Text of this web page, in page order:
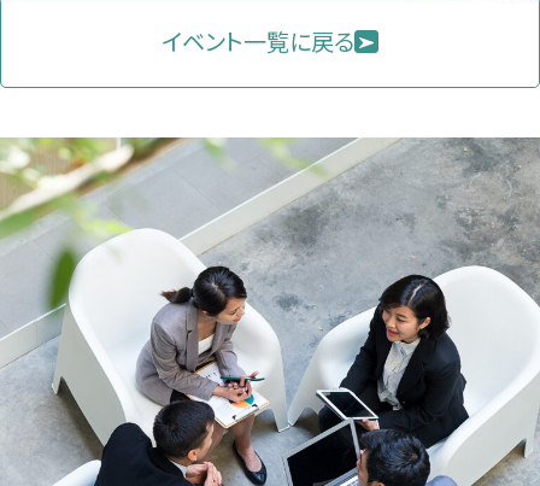
で
ま
す）
で
開
き
す）
で
開
き
ま
す）
イベント一覧に戻る